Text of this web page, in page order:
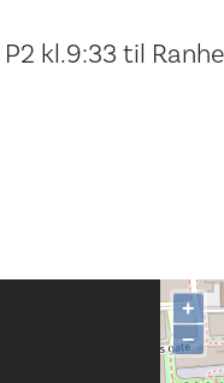
P2 kl.9:33 til
+
−